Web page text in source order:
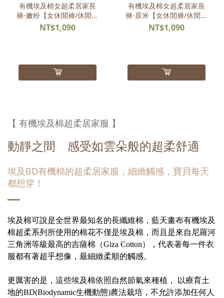
有機埃及棉女超柔居家長
褲-嫩粉【女休閒褲/休閒褲
女】
NT$1,090
有機埃及棉女超柔居家長
褲-原米【女休閒褲/休閒褲
女】
NT$1,090
【 有機埃及棉超柔居家服 】
動靜之間 感受如雲朵般的超柔舒適
埃及BD有機棉的超柔居家服，細緻觸感，寶貝每天
都想穿！
埃及棉可說是全世界最知名的長纖維棉，藍天畫布有機埃及
棉超柔系列所使用的棉花不僅是埃及棉，而且是來自尼羅河
三角洲等級最高的吉薩棉（Giza Cotton），代表著每一件衣
服都有著超乎想像，最細緻柔順的觸感。
更厲害的是，這些埃及棉依照自然節氣來種植， 以療育土
地的BD(Biodynamic生機動態)農法栽培，不允許添加任何人